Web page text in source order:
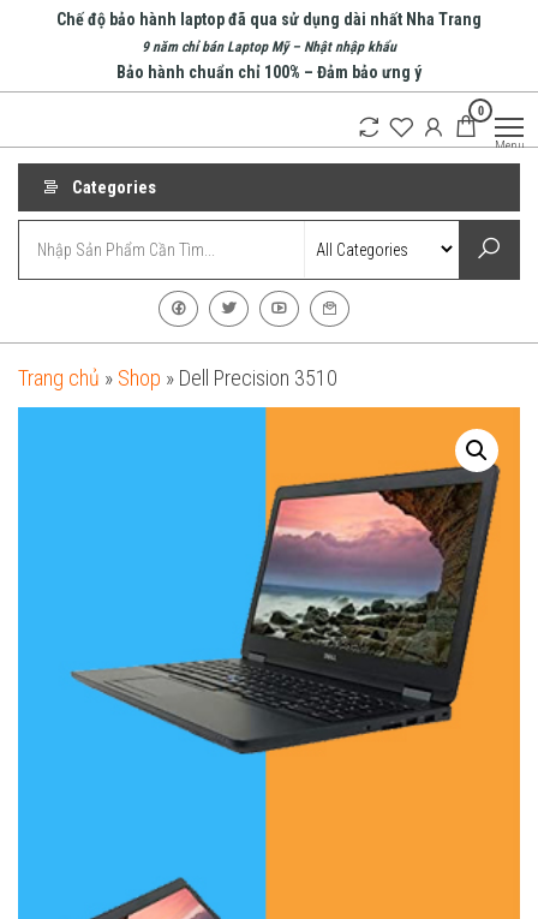
Chế độ bảo hành laptop đã qua sử dụng dài nhất Nha Trang
9 năm chỉ bán Laptop Mỹ – Nhật nhập khẩu
Bảo hành chuẩn chỉ 100% – Đảm bảo ưng ý
Computer
0
Menu
Categories
Trang chủ » Shop » Dell Precision 3510